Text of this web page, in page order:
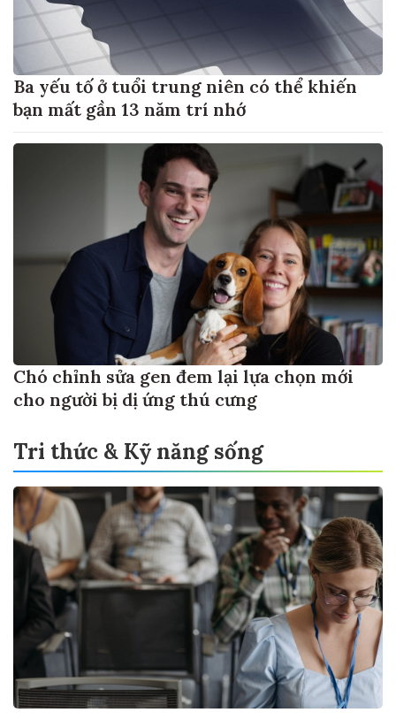
Ba yếu tố ở tuổi trung niên có thể khiến
bạn mất gần 13 năm trí nhớ
Chó chỉnh sửa gen đem lại lựa chọn mới
cho người bị dị ứng thú cưng
Tri thức & Kỹ năng sống